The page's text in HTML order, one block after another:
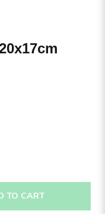
TO CART